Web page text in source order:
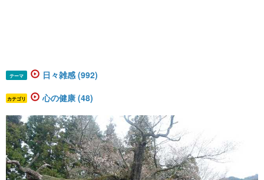
テーマ 日々雑感 (992)
カテゴリ 心の健康 (48)